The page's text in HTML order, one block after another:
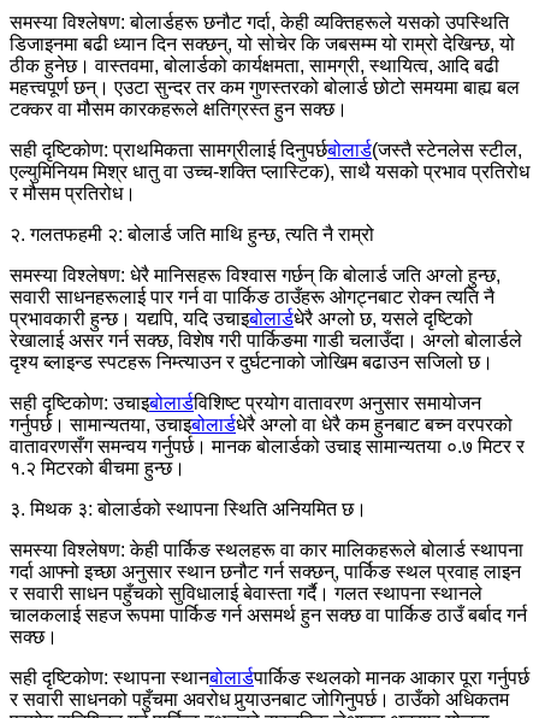
समस्या विश्लेषण: बोलार्डहरू छनौट गर्दा, केही व्यक्तिहरूले यसको उपस्थिति
डिजाइनमा बढी ध्यान दिन सक्छन्, यो सोचेर कि जबसम्म यो राम्रो देखिन्छ, यो
ठीक हुनेछ। वास्तवमा, बोलार्डको कार्यक्षमता, सामग्री, स्थायित्व, आदि बढी
महत्त्वपूर्ण छन्। एउटा सुन्दर तर कम गुणस्तरको बोलार्ड छोटो समयमा बाह्य बल
टक्कर वा मौसम कारकहरूले क्षतिग्रस्त हुन सक्छ।
सही दृष्टिकोण: प्राथमिकता सामग्रीलाई दिनुपर्छबोलार्ड(जस्तै स्टेनलेस स्टील,
एल्युमिनियम मिश्र धातु वा उच्च-शक्ति प्लास्टिक), साथै यसको प्रभाव प्रतिरोध
र मौसम प्रतिरोध।
२. गलतफहमी २: बोलार्ड जति माथि हुन्छ, त्यति नै राम्रो
समस्या विश्लेषण: धेरै मानिसहरू विश्वास गर्छन् कि बोलार्ड जति अग्लो हुन्छ,
सवारी साधनहरूलाई पार गर्न वा पार्किङ ठाउँहरू ओगट्नबाट रोक्न त्यति नै
प्रभावकारी हुन्छ। यद्यपि, यदि उचाइबोलार्डधेरै अग्लो छ, यसले दृष्टिको
रेखालाई असर गर्न सक्छ, विशेष गरी पार्किङमा गाडी चलाउँदा। अग्लो बोलार्डले
दृश्य ब्लाइन्ड स्पटहरू निम्त्याउन र दुर्घटनाको जोखिम बढाउन सजिलो छ।
सही दृष्टिकोण: उचाइबोलार्डविशिष्ट प्रयोग वातावरण अनुसार समायोजन
गर्नुपर्छ। सामान्यतया, उचाइबोलार्डधेरै अग्लो वा धेरै कम हुनबाट बच्न वरपरको
वातावरणसँग समन्वय गर्नुपर्छ। मानक बोलार्डको उचाइ सामान्यतया ०.७ मिटर र
१.२ मिटरको बीचमा हुन्छ।
३. मिथक ३: बोलार्डको स्थापना स्थिति अनियमित छ।
समस्या विश्लेषण: केही पार्किङ स्थलहरू वा कार मालिकहरूले बोलार्ड स्थापना
गर्दा आफ्नो इच्छा अनुसार स्थान छनौट गर्न सक्छन्, पार्किङ स्थल प्रवाह लाइन
र सवारी साधन पहुँचको सुविधालाई बेवास्ता गर्दै। गलत स्थापना स्थानले
चालकलाई सहज रूपमा पार्किङ गर्न असमर्थ हुन सक्छ वा पार्किङ ठाउँ बर्बाद गर्न
सक्छ।
सही दृष्टिकोण: स्थापना स्थानबोलार्डपार्किङ स्थलको मानक आकार पूरा गर्नुपर्छ
र सवारी साधनको पहुँचमा अवरोध पुर्‍याउनबाट जोगिनुपर्छ। ठाउँको अधिकतम